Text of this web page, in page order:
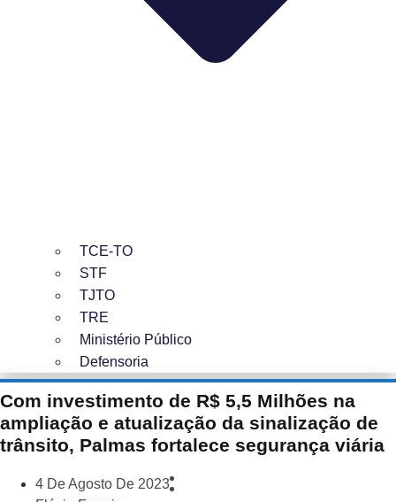
TCE-TO
STF
TJTO
TRE
Ministério Público
Defensoria
Com investimento de R$ 5,5 Milhões na
ampliação e atualização da sinalização de
trânsito, Palmas fortalece segurança viária
4 De Agosto De 2023